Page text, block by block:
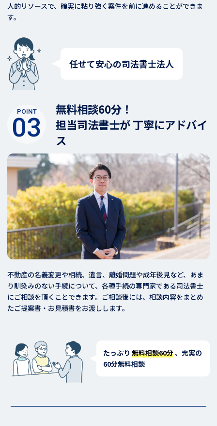
人的リソースで、確実に粘り強く案件を前に進めることができま
す。
任せて安心の司法書士法人
POINT
03
無料相談60分！
担当司法書士が 丁寧にアドバイ
ス
不動産の名義変更や相続、遺言、離婚問題や成年後見など、あま
り馴染みのない手続について、各種手続の専門家である司法書士
にご相談を頂くことできます。ご相談後には、相談内容をまとめ
たご提案書・お見積書をお渡しします。
たっぷり無料相談60分、充実の
60分無料相談